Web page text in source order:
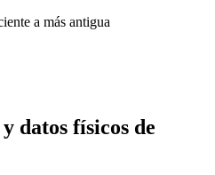
a más antigua
datos físicos de